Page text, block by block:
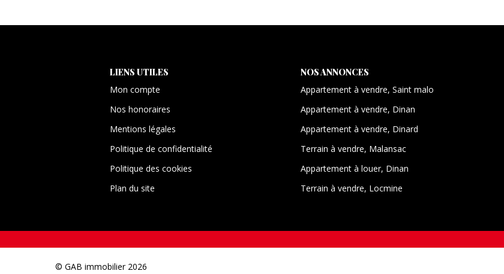
LIENS UTILES
Mon compte
Nos honoraires
Mentions légales
Politique de confidentialité
Politique des cookies
Plan du site
NOS ANNONCES
Appartement à vendre, Saint malo
Appartement à vendre, Dinan
Appartement à vendre, Dinard
Terrain à vendre, Malansac
Appartement à louer, Dinan
Terrain à vendre, Locmine
© GAB immobilier 2026